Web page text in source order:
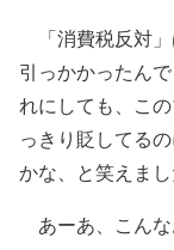
「消費税反対
引っかかったん
れにしても、こ
っきり貶してる
かな、と笑えまし
あーあ、こんな